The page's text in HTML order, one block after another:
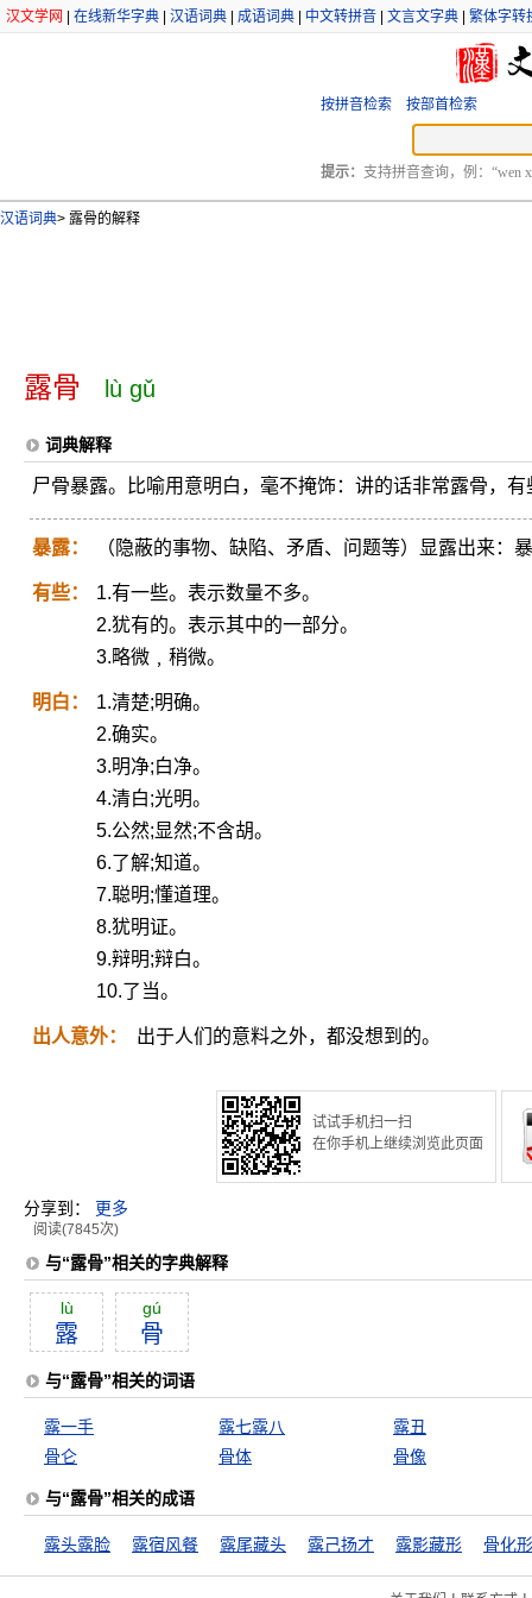
汉文学网 在线新华字典 汉语词典 成语词典 中文转拼音 文言文字典 繁体字转
按拼音检索 按部首检索
提示： 支持拼音查询，例：“wen
汉语词典> 露骨的解释
露骨 lù gǔ
词典解释
尸骨暴露。比喻用意明白，毫不掩饰：讲的话非常露骨，
暴露： （隐蔽的事物、缺陷、矛盾、问题等）显露出来：
有些：
1.有一些。表示数量不多。
2.犹有的。表示其中的一部分。
3.略微﹐稍微。
明白：
1.清楚;明确。
2.确实。
3.明净;白净。
4.清白;光明。
5.公然;显然;不含胡。
6.了解;知道。
7.聪明;懂道理。
8.犹明证。
9.辩明;辩白。
10.了当。
出人意外： 出于人们的意料之外，都没想到的。
试试手机扫一扫
在你手机上继续浏览此页面
分享到： 更多
阅读(7845次)
与“露骨”相关的字典解释
lù
露
gú
骨
与“露骨”相关的词语
露一手 露七露八
露丑
骨仑
骨体 骨像
与“露骨”相关的成语
露头露脸 露宿风餐 露尾藏头 露己扬才 露影藏形 骨化